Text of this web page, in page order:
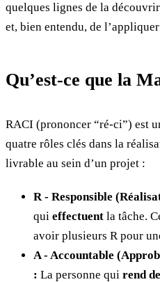
quelques lignes de la
et, bien entendu, de
Qu’est-ce que la
RACI (prononcer “ré-ci”) est
quatre rôles clés dans la
livrable au sein d’un projet :
R - Responsible
qui effectuent la tâche.
avoir plusieurs R pour
A - Accountable
: La personne qui rend